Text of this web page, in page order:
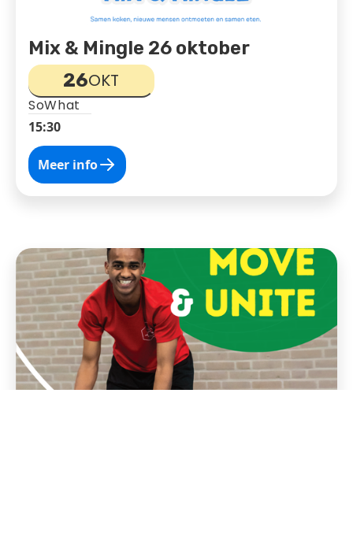
Mix & Mingle 26 oktober
26OKT
SoWhat
15:30
Meer info